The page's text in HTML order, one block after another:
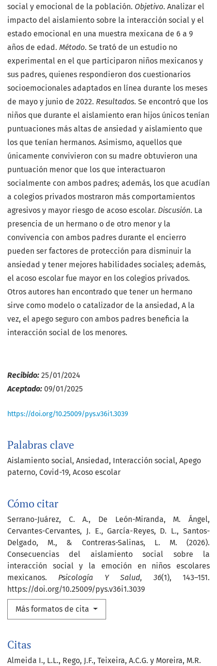
Palabras clave
Aislamiento social Ansiedad Interacción social Apego
paterno Covid-19 Acoso escolar
Cómo citar
Serrano-Juárez, C. A., De León-Miranda, M. Ángel,
Cervantes-Cervantes, J. E., García-Reyes, D. L., Santos-
Delgado, M., & Contreras-Salinas, L. M. (2026).
Consecuencias del aislamiento social sobre la
interacción social y la emoción en niños escolares
mexicanos. Psicología Y Salud, 36(1), 143–151.
https://doi.org/10.25009/pys.v36i1.3039
Más formatos de cita
social y emocional de la población. Objetivo. Analizar el
impacto del aislamiento sobre la interacción social y el
estado emocional en una muestra mexicana de 6 a 9
años de edad. Método. Se trató de un estudio no
experimental en el que participaron niños mexicanos y
sus padres, quienes respondieron dos cuestionarios
socioemocionales adaptados en línea durante los meses
de mayo y junio de 2022. Resultados. Se encontró que los
niños que durante el aislamiento eran hijos únicos tenían
puntuaciones más altas de ansiedad y aislamiento que
los que tenían hermanos. Asimismo, aquellos que
únicamente convivieron con su madre obtuvieron una
puntuación menor que los que interactuaron
socialmente con ambos padres; además, los que acudían
a colegios privados mostraron más comportamientos
agresivos y mayor riesgo de acoso escolar. Discusión. La
presencia de un hermano o de otro menor y la
convivencia con ambos padres durante el encierro
pueden ser factores de protección para disminuir la
ansiedad y tener mejores habilidades sociales; además,
el acoso escolar fue mayor en los colegios privados.
Otros autores han encontrado que tener un hermano
sirve como modelo o catalizador de la ansiedad, A la
vez, el apego seguro con ambos padres beneficia la
interacción social de los menores.
Recibido: 25/01/2024
Aceptado: 09/01/2025
https://doi.org/10.25009/pys.v36i1.3039
Citas
Almeida I., L.L., Rego, J.F., Teixeira, A.C.G. y Moreira, M.R.